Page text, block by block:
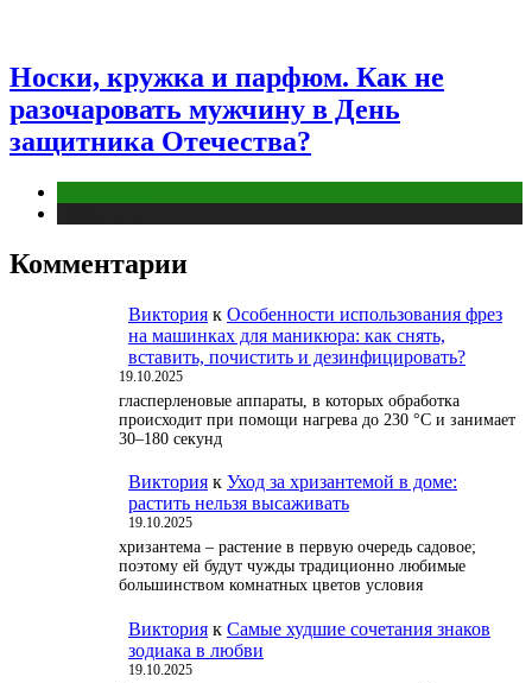
Носки, кружка и парфюм. Как не
разочаровать мужчину в День
защитника Отечества?
Комментарии
Виктория к Особенности использования фрез
на машинках для маникюра: как снять,
вставить, почистить и дезинфицировать?
19.10.2025
гласперленовые аппараты, в которых обработка
происходит при помощи нагрева до 230 °С и занимает
30–180 секунд
Виктория к Уход за хризантемой в доме:
растить нельзя высаживать
19.10.2025
хризантема – растение в первую очередь садовое;
поэтому ей будут чужды традиционно любимые
большинством комнатных цветов условия
Виктория к Самые худшие сочетания знаков
зодиака в любви
19.10.2025